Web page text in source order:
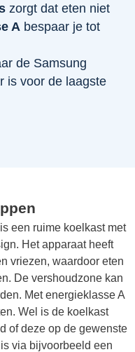
zorgt dat eten niet
A bespaar je tot
de Samsung
is voor de laagste
een ruime koelkast met
Het apparaat heeft
vriezen, waardoor eten
De vershoudzone kan
Met energieklasse A
Wel is de koelkast
of deze op de gewenste
via bijvoorbeeld een